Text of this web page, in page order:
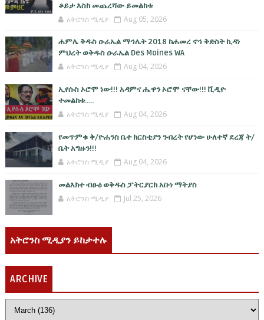
ቆይታ እስከ መጨረሻው ይመልከቱ
አትሮንስ ሚዲያ Aug 05, 2026
ሐምሌ ቅዱስ ዑራኤል ማኅሌት 2018 ከሐመረ ኖኅ ቅድስት ኪዳነ
ምህረት ወቅዱስ ዑራኤል Des Moines WA
አትሮንስ ሚዲያ Aug 04, 2026
ኢየሱስ ኦሮሞ ነው!!! አዳምና ሔዋን ኦሮሞ ናቸው!!! ቪዲዮ
ተመልከቱ.....
አትሮንስ ሚዲያ Aug 04, 2026
የመጥምቁ ቅ/ዮሐንስ ቤተ ክርስቲያን ንብረት የሆነው ሁለተኛ ደረጃ ት/
ቤት አግዙን!!!
አትሮንስ ሚዲያ Aug 04, 2026
መልእክተ ብፁዕ ወቅዱስ ፓትርያርክ አቡነ ማትያስ
አትሮንስ ሚዲያ Jul 25, 2026
አትሮንስ ሚዲያን ይከታተሉ
ARCHIVE